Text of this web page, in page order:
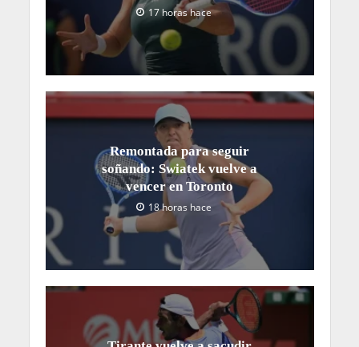
17 horas hace
Remontada para seguir
soñando: Swiatek vuelve a
vencer en Toronto
18 horas hace